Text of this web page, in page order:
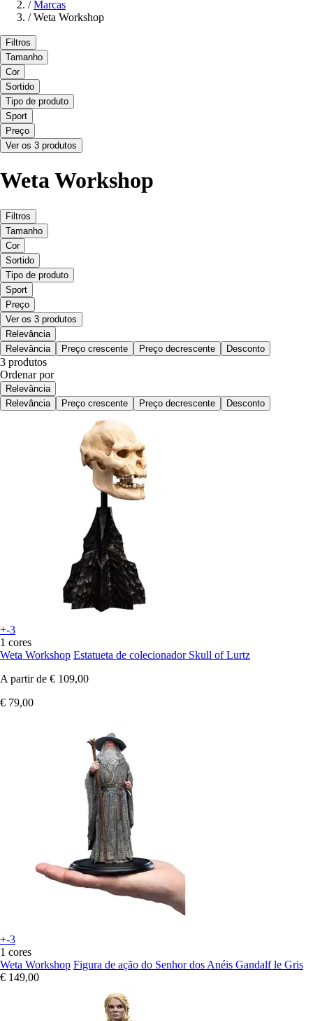
/ Marcas
/ Weta Workshop
Filtros
Tamanho
Cor
Sortido
Tipo de produto
Sport
Preço
Ver os 3 produtos
Weta Workshop
Filtros
Tamanho
Cor
Sortido
Tipo de produto
Sport
Preço
Ver os 3 produtos
Relevância
Relevância
Preço crescente Preço decrescente Desconto
3 produtos
Ordenar por
Relevância
Relevância
Preço crescente Preço decrescente Desconto
+-3
1 cores
Weta Workshop Estatueta de colecionador Skull of Lurtz
A partir de € 109,00
€ 79,00
+-3
1 cores
Weta Workshop Figura de ação do Senhor dos Anéis Gandalf le Gris
€ 149,00